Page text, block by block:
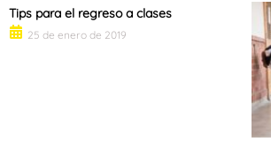
Tips para el regreso a clases
25 de enero de 2019